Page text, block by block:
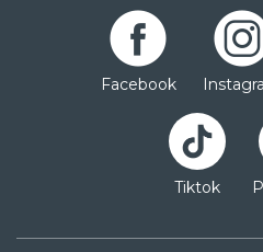
Facebook
Tiktok